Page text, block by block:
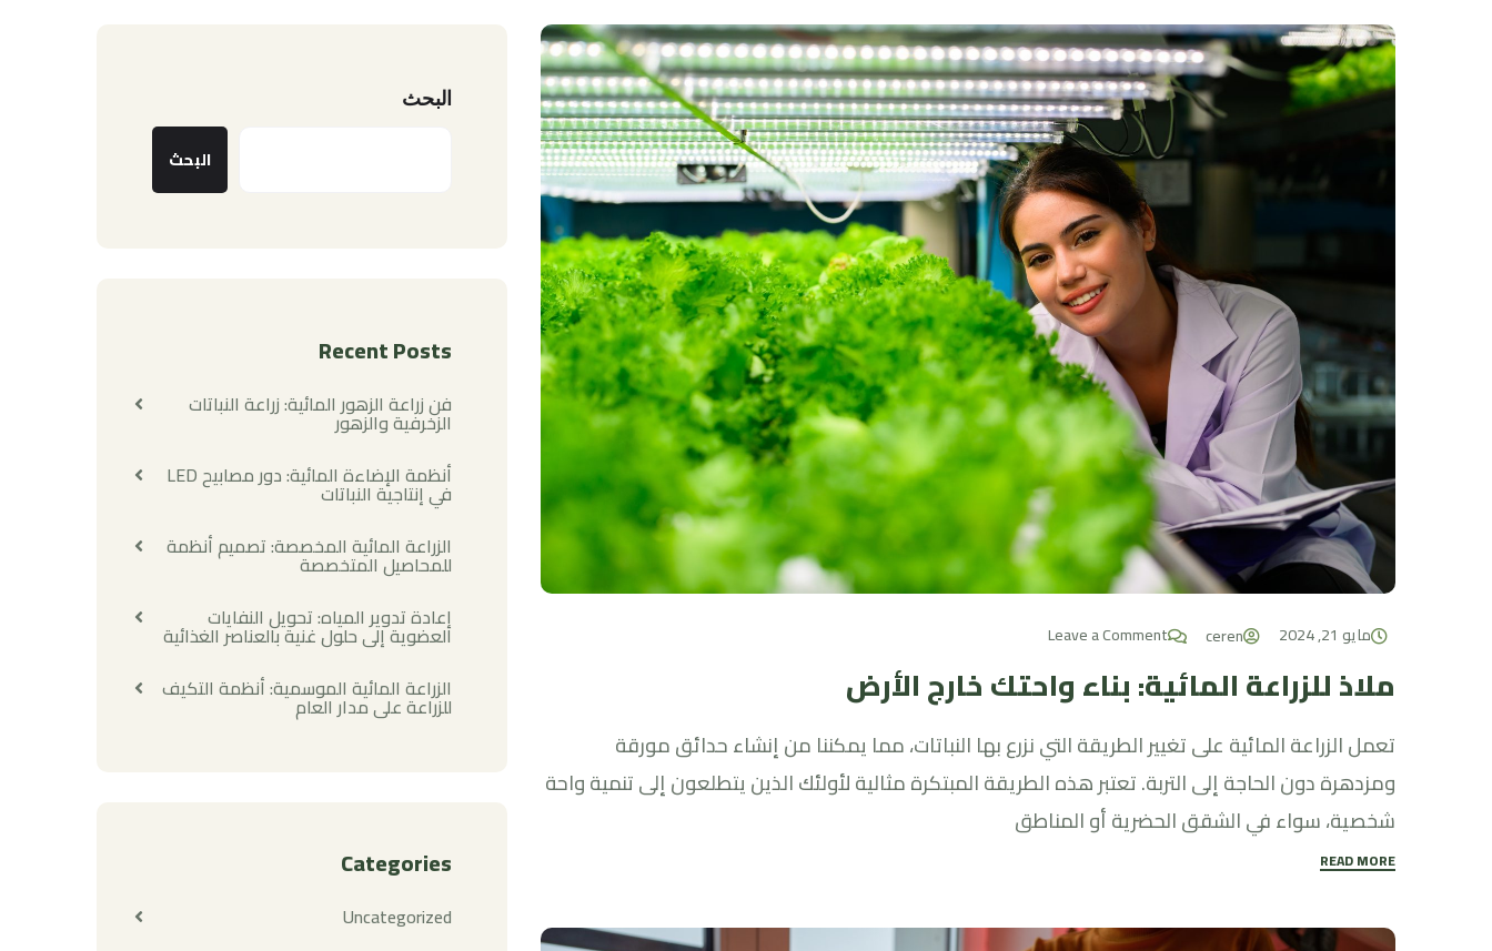
مايو 21, 2024 ceren
Leave a Comment
ملاذ للزراعة المائية: بناء واحتك خارج الأرض
تعمل الزراعة المائية على تغيير الطريقة التي نزرع بها النباتات، مما يمكننا من إنشاء حدائق مورقة
ومزدهرة دون الحاجة إلى التربة. تعتبر هذه الطريقة المبتكرة مثالية لأولئك الذين يتطلعون إلى تنمية واحة
شخصية، سواء في الشقق الحضرية أو المناطق
READ MORE
البحث
البحث
Recent Posts
فن زراعة الزهور المائية: زراعة النباتات
الزخرفية والزهور
أنظمة الإضاءة المائية: دور مصابيح LED
في إنتاجية النباتات
الزراعة المائية المخصصة: تصميم أنظمة
للمحاصيل المتخصصة
إعادة تدوير المياه: تحويل النفايات
العضوية إلى حلول غنية بالعناصر الغذائية
الزراعة المائية الموسمية: أنظمة التكيف
للزراعة على مدار العام
Categories
Uncategorized